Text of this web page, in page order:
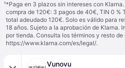
¹*Paga en 3 plazos sin intereses con
compra de 120€: 3 pagos de 40€, TIN 0 %
total adeudado 120€. Solo es válido para
18 años. Sujeto a la aprobación de Klarna.
por tienda. Consulta los términos y resto
https://www.klarna.com/es/legal/.
Vunovu